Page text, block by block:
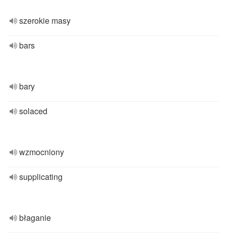
szerokie masy
bars
bary
solaced
wzmocniony
supplicating
błaganie